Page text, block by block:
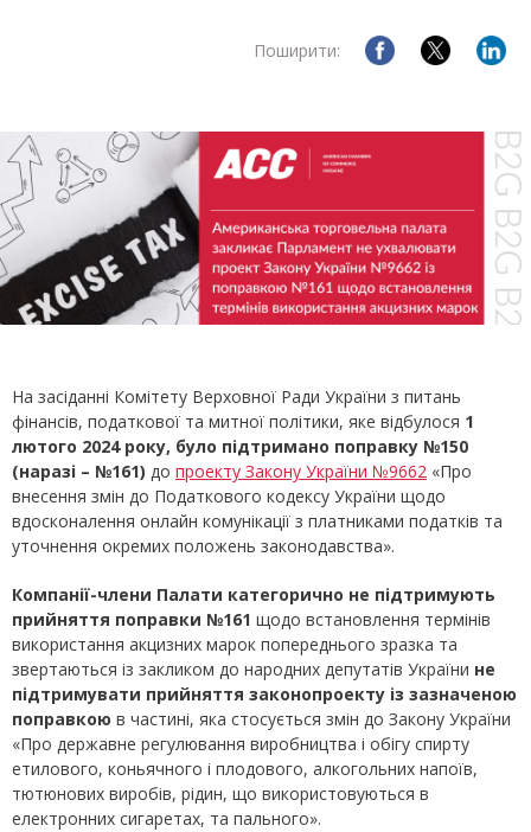
Поширити:
На засіданні Комітету Верховної Ради України з питань
фінансів, податкової та митної політики, яке відбулося 1
лютого 2024 року, було підтримано поправку №150
(наразі – №161) до проекту Закону України №9662 «Про
внесення змін до Податкового кодексу України щодо
вдосконалення онлайн комунікації з платниками податків та
уточнення окремих положень законодавства».
Компанії-члени Палати категорично не підтримують
прийняття поправки №161 щодо встановлення термінів
використання акцизних марок попереднього зразка та
звертаються із закликом до народних депутатів України не
підтримувати прийняття законопроекту із зазначеною
поправкою в частині, яка стосується змін до Закону України
«Про державне регулювання виробництва і обігу спирту
етилового, коньячного і плодового, алкогольних напоїв,
тютюнових виробів, рідин, що використовуються в
електронних сигаретах, та пального».